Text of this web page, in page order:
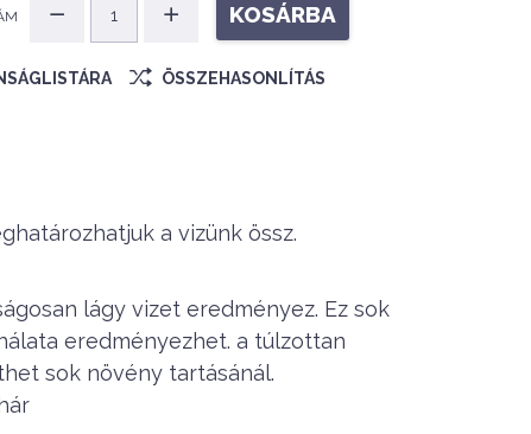
KOSÁRBA
ÖSSZEHASONLÍTÁS
a vizünk össz.
lágy vizet eredményez. Ez sok
eredményezhet. a túlzottan
sok növény tartásánál.